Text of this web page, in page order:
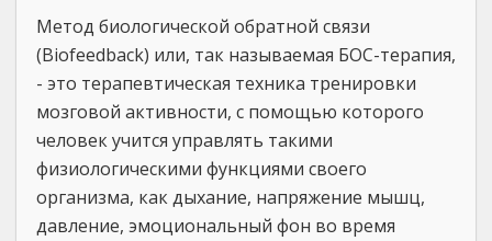
Метод биологической обратной связи
(Biofeedback) или, так называемая БОС-терапия,
- это терапевтическая техника тренировки
мозговой активности, с помощью которого
человек учится управлять такими
физиологическими функциями своего
организма, как дыхание, напряжение мышц,
давление, эмоциональный фон во время